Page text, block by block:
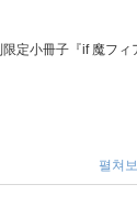
펼쳐보